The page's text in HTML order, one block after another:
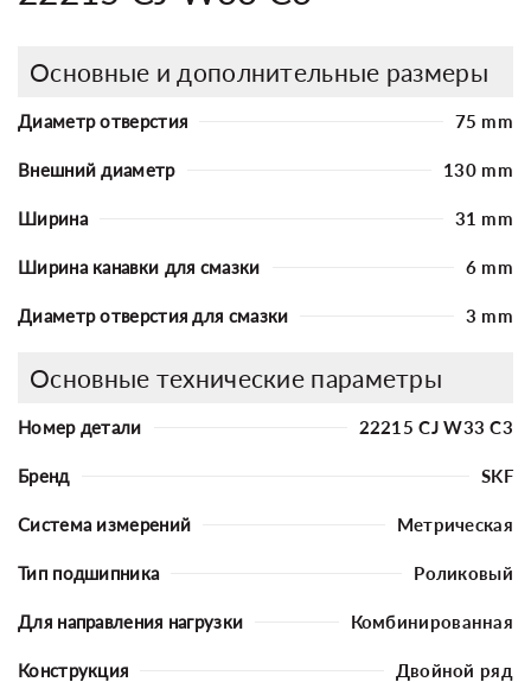
Основные и дополнительные размеры
Диаметр отверстия 75 mm
Внешний диаметр 130 mm
Ширина 31 mm
Ширина канавки для смазки 6 mm
Диаметр отверстия для смазки 3 mm
Основные технические параметры
Номер детали 22215 CJ W33 C3
Бренд SKF
Система измерений Метрическая
Тип подшипника Роликовый
Для направления нагрузки Комбинированная
Конструкция Двойной ряд